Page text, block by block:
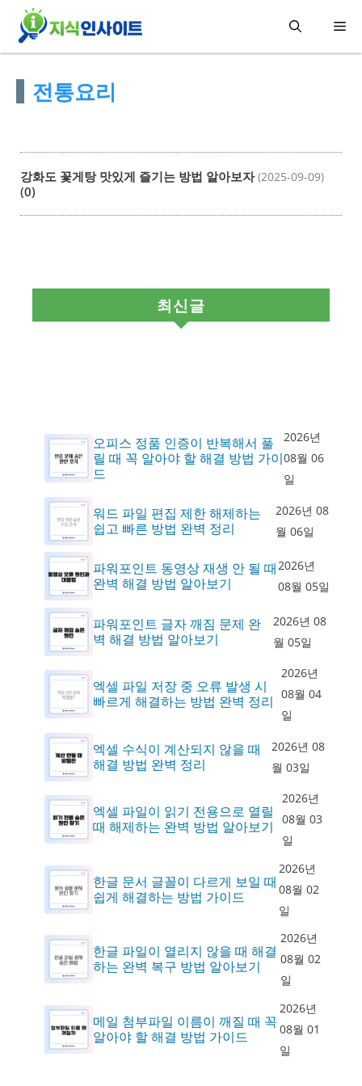
메
전통요리
강화도 꽃게탕 맛있게 즐기는 방법 알아보자 (2025-09-09)
(0)
최신글
오피스 정품 인증이 반복해서 풀
릴 때 꼭 알아야 할 해결 방법 가이
드
2026년
08월 06
일
워드 파일 편집 제한 해제하는
쉽고 빠른 방법 완벽 정리
2026년 08
월 06일
파워포인트 동영상 재생 안 될 때
완벽 해결 방법 알아보기
2026년
08월 05일
파워포인트 글자 깨짐 문제 완
벽 해결 방법 알아보기
2026년 08
월 05일
엑셀 파일 저장 중 오류 발생 시
빠르게 해결하는 방법 완벽 정리
2026년
08월 04
일
엑셀 수식이 계산되지 않을 때
해결 방법 완벽 정리
2026년 08
월 03일
엑셀 파일이 읽기 전용으로 열릴
때 해제하는 완벽 방법 알아보기
2026년
08월 03
일
한글 문서 글꼴이 다르게 보일 때
쉽게 해결하는 방법 가이드
2026년
08월 02
일
한글 파일이 열리지 않을 때 해결
하는 완벽 복구 방법 알아보기
2026년
08월 02
일
메일 첨부파일 이름이 깨질 때 꼭
알아야 할 해결 방법 가이드
2026년
08월 01
일